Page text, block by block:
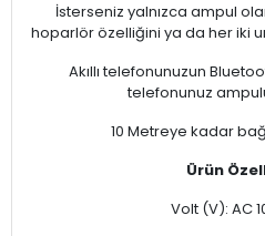
İsterseniz yalnızca ampul
hoparlör özelliğini ya da her iki
Akıllı telefonunuzun
telefonunuz
10 Metreye kadar
Ürün
Volt (V): AC